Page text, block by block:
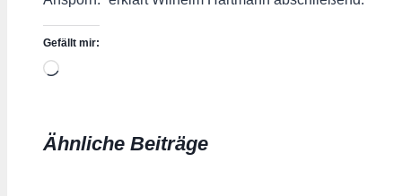
Gefällt mir:
Wird
Ähnliche Beiträge